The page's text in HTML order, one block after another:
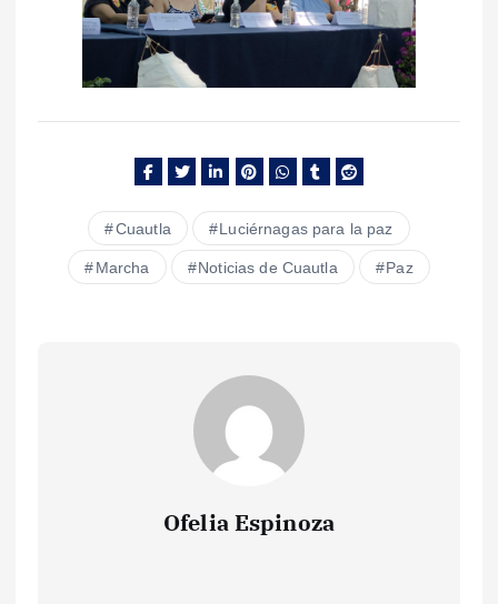
Cuautla Luciérnagas para la paz
Marcha Noticias de Cuautla Paz
Ofelia Espinoza